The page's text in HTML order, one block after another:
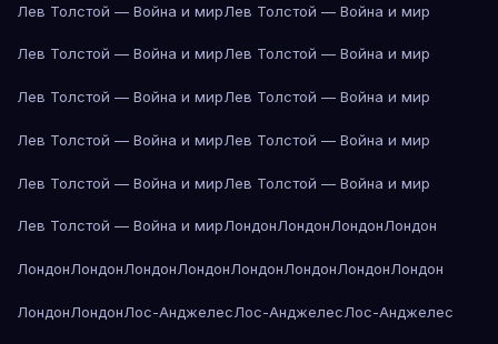
Лев Толстой — Война и мирЛев Толстой — Война и мир
Лев Толстой — Война и мирЛев Толстой — Война и мир
Лев Толстой — Война и мирЛев Толстой — Война и мир
Лев Толстой — Война и мирЛев Толстой — Война и мир
Лев Толстой — Война и мирЛев Толстой — Война и мир
Лев Толстой — Война и мирЛондонЛондонЛондонЛондон
ЛондонЛондонЛондонЛондонЛондонЛондонЛондонЛондон
ЛондонЛондонЛос-АнджелесЛос-АнджелесЛос-Анджелес